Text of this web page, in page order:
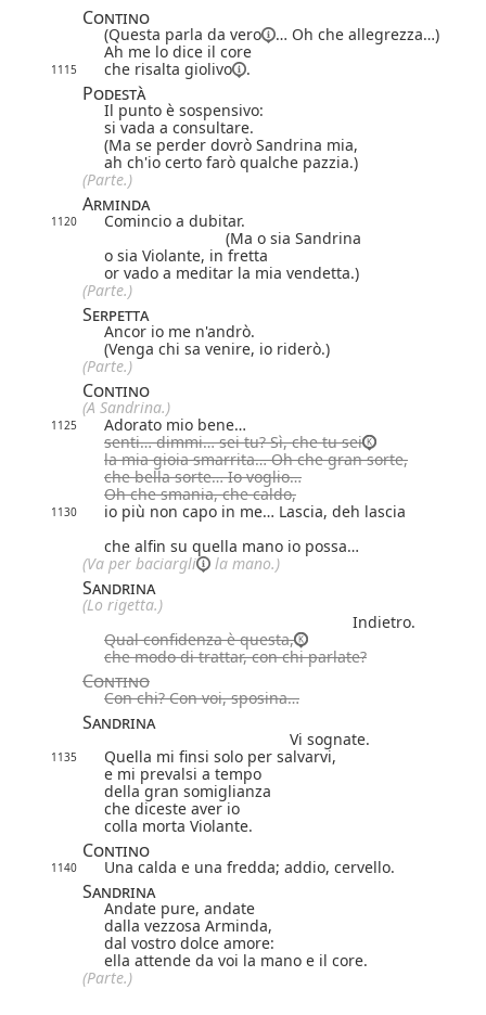
Contino
(Questa parla da vero
… Oh che allegrezza…)
Ah me lo dice il core
1115 che risalta giolivo .
Podestà
Il punto è sospensivo:
si vada a consultare.
(Ma se perder dovrò Sandrina mia,
ah ch'io certo farò qualche pazzia.)
(Parte.)
Arminda
1120
Comincio a dubitar.
(Ma o sia Sandrina
o sia Violante, in fretta
or vado a meditar la mia vendetta.)
(Parte.)
Serpetta
Ancor io me n'andrò.
(Venga chi sa venire, io riderò.)
(Parte.)
Contino
(A Sandrina.)
1125
Adorato mio bene…
senti… dimmi… sei tu? Sì, che tu sei
la mia gioia smarrita… Oh che gran sorte,
che bella sorte… Io voglio…
Oh che smania, che caldo,
1130
io più non capo in me… Lascia, deh lascia
che alfin su quella mano io possa…
(Va per baciargli la mano.)
Sandrina
(Lo rigetta.)
Indietro.
Qual confidenza è questa,
che modo di trattar, con chi parlate?
Contino
Con chi? Con voi, sposina…
Sandrina
Vi sognate.
1135
Quella mi finsi solo per salvarvi,
e mi prevalsi a tempo
della gran somiglianza
che diceste aver io
colla morta Violante.
Contino
1140 Una calda e una fredda; addio, cervello.
Sandrina
Andate pure, andate
dalla vezzosa Arminda,
dal vostro dolce amore:
ella attende da voi la mano e il core.
(Parte.)